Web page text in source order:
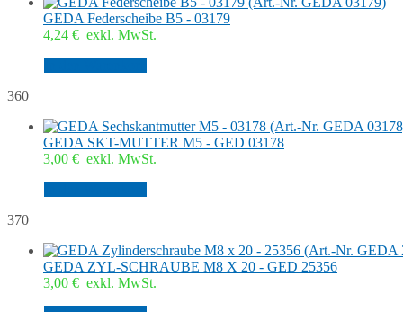
GEDA Federscheibe B5 - 03179
4,24 € exkl. MwSt.
360
GEDA SKT-MUTTER M5 - GED 03178
3,00 € exkl. MwSt.
370
GEDA ZYL-SCHRAUBE M8 X 20 - GED 25356
3,00 € exkl. MwSt.